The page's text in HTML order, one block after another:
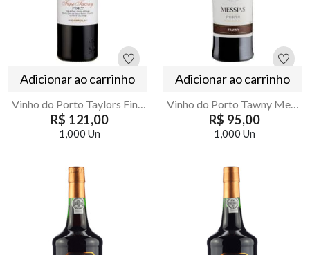
Adicionar ao carrinho
R$ 121,00
1,000 Un
Adicionar ao carrinho
R$ 95,00
1,000 Un